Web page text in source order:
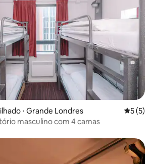
⋅ Grande Londres 5 de
5 (5)
masculino com 4 camas